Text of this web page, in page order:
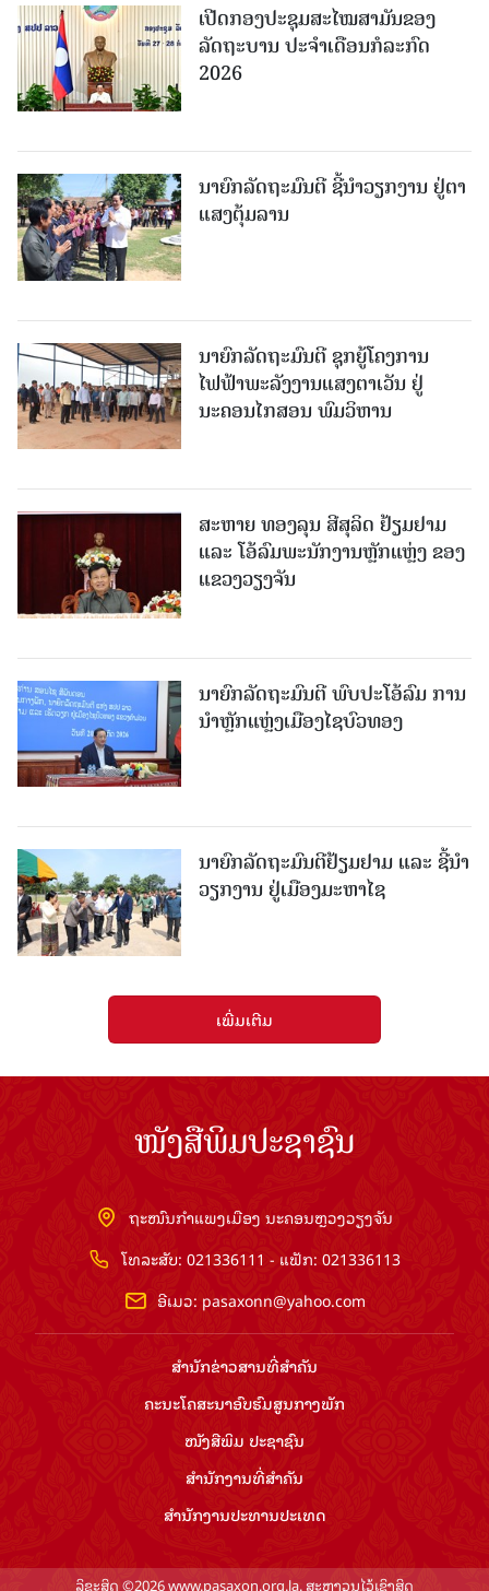
ເປີດກອງປະຊຸມສະໄໝສາມັນຂອງ
ລັດຖະບານ ປະຈໍາເດືອນກໍລະກົດ
2026
ນາຍົກລັດຖະມົນຕີ ຊີ້ນຳວຽກງານ ຢູ່ຕາ
ແສງຕຸ້ມລານ
ນາຍົກລັດຖະມົນຕີ ຊຸກຍູ້ໂຄງການ
ໄຟຟ້າພະລັງງານແສງຕາເວັນ ຢູ່
ນະຄອນໄກສອນ ພົມວິຫານ
ສະຫາຍ ທອງລຸນ ສີສຸລິດ ຢ້ຽມຢາມ
ແລະ ໂອ້ລົມພະນັກງານຫຼັກແຫຼ່ງ ຂອງ
ແຂວງວຽງຈັນ
ນາຍົກລັດຖະມົນຕີ ພົບປະໂອ້ລົມ ການ
ນຳຫຼັກແຫຼ່ງເມືອງໄຊບົວທອງ
ນາຍົກລັດຖະມົນຕີຢ້ຽມຢາມ ແລະ ຊີ້ນຳ
ວຽກງານ ຢູ່ເມືອງມະຫາໄຊ
ເພີ່ມເຕີມ
ໜັງສືພິມປະຊາຊົນ
ຖະໜົນກຳແພງເມືອງ ນະຄອນຫຼວງວຽງຈັນ
ໂທລະສັບ: 021336111 - ແຟັກ: 021336113
ອີເມວ: pasaxonn@yahoo.com
ສຳ​ນັກ​ຂ່າວ​ສານ​ທີ່​ສຳ​ຄັນ​
ຄະນະໂຄສະນາອົບຮົມ​ສູນ​ກາງ​ພັກ
ໜັງສືພິມ ປະ​ຊາ​ຊົນ
ສຳ​ນັກ​ງານ​ທີ່​ສຳ​ຄັນ
ສຳ​ນັກ​ງານ​ປະ​ທານ​ປະ​ເທດ
ລິຂະສິດ ©2026 www.pasaxon.org.la. ສະຫງວນໄວ້ເຊິງສິດ